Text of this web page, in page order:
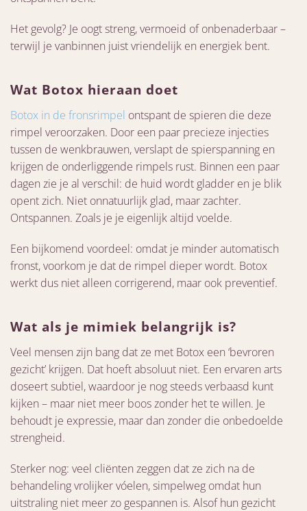
Het gevolg? Je oogt streng, vermoeid of onbenaderbaar –
terwijl je vanbinnen juist vriendelijk en energiek bent.
Wat Botox hieraan doet
Botox in de fronsrimpel ontspant de spieren die deze
rimpel veroorzaken. Door een paar precieze injecties
tussen de wenkbrauwen, verslapt de spierspanning en
krijgen de onderliggende rimpels rust. Binnen een paar
dagen zie je al verschil: de huid wordt gladder en je blik
opent zich. Niet onnatuurlijk glad, maar zachter.
Ontspannen. Zoals je je eigenlijk altijd voelde.
Een bijkomend voordeel: omdat je minder automatisch
fronst, voorkom je dat de rimpel dieper wordt. Botox
werkt dus niet alleen corrigerend, maar ook preventief.
Wat als je mimiek belangrijk is?
Veel mensen zijn bang dat ze met Botox een ‘bevroren
gezicht’ krijgen. Dat hoeft absoluut niet. Een ervaren arts
doseert subtiel, waardoor je nog steeds verbaasd kunt
kijken – maar niet meer boos zonder het te willen. Je
behoudt je expressie, maar dan zonder die onbedoelde
strengheid.
Sterker nog: veel cliënten zeggen dat ze zich na de
behandeling vrolijker vóelen, simpelweg omdat hun
uitstraling niet meer zo gespannen is. Alsof hun gezicht